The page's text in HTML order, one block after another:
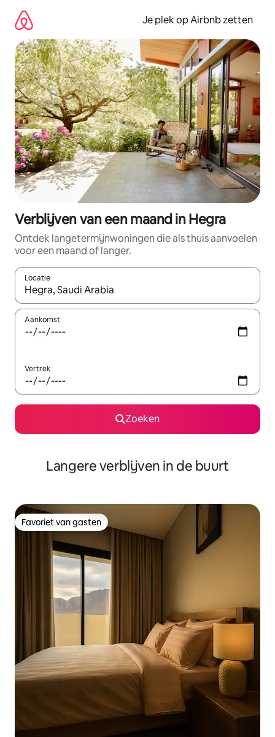
direct
naar
inhoud
Je plek op Airbnb zetten
Verblijven van een maand in Hegra
Ontdek langetermijnwoningen die als thuis aanvoelen
voor een maand of langer.
Locatie
Wanneer er resultaten beschikbaar zijn, maak je een keuze
Aankomst
Vertrek
Zoeken
Langere verblijven in de buurt
Favoriet van gasten
Favoriet van gasten